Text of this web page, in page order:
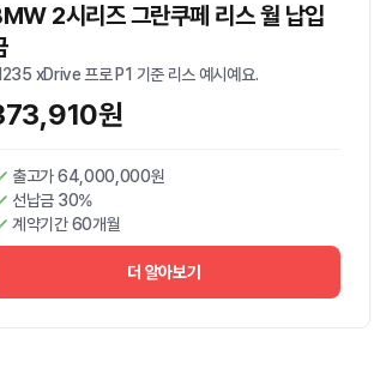
2시리즈 그란쿠페 리스 월 납입
xDrive 프로 P1 기준 리스 예시예요.
원
출고가 64,000,000원
선납금 30%
계약기간 60개월
더 알아보기